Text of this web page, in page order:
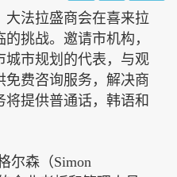
大法拉盛商会在喜来拉
挑战。邀请市机构，
城市规划的代表，与观
免费咨询服务，解决商
提供普通话，韩语和
尔森（Simon